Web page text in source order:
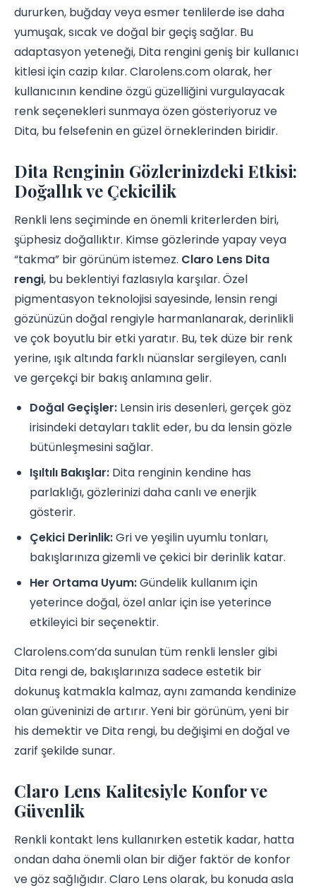
dururken, buğday veya esmer tenlilerde ise daha
yumuşak, sıcak ve doğal bir geçiş sağlar. Bu
adaptasyon yeteneği, Dita rengini geniş bir kullanıcı
kitlesi için cazip kılar. Clarolens.com olarak, her
kullanıcının kendine özgü güzelliğini vurgulayacak
renk seçenekleri sunmaya özen gösteriyoruz ve
Dita, bu felsefenin en güzel örneklerinden biridir.
Dita Renginin Gözlerinizdeki Etkisi:
Doğallık ve Çekicilik
Renkli lens seçiminde en önemli kriterlerden biri,
şüphesiz doğallıktır. Kimse gözlerinde yapay veya
“takma” bir görünüm istemez. Claro Lens Dita
rengi, bu beklentiyi fazlasıyla karşılar. Özel
pigmentasyon teknolojisi sayesinde, lensin rengi
gözünüzün doğal rengiyle harmanlanarak, derinlikli
ve çok boyutlu bir etki yaratır. Bu, tek düze bir renk
yerine, ışık altında farklı nüanslar sergileyen, canlı
ve gerçekçi bir bakış anlamına gelir.
Doğal Geçişler: Lensin iris desenleri, gerçek göz
irisindeki detayları taklit eder, bu da lensin gözle
bütünleşmesini sağlar.
Işıltılı Bakışlar: Dita renginin kendine has
parlaklığı, gözlerinizi daha canlı ve enerjik
gösterir.
Çekici Derinlik:Gri ve yeşilin uyumlu tonları,
bakışlarınıza gizemli ve çekici bir derinlik katar.
Her Ortama Uyum:Gündelik kullanım için
yeterince doğal, özel anlar için ise yeterince
etkileyici bir seçenektir.
Clarolens.com’da sunulan tüm renkli lensler gibi
Dita rengi de, bakışlarınıza sadece estetik bir
dokunuş katmakla kalmaz, aynı zamanda kendinize
olan güveninizi de artırır. Yeni bir görünüm, yeni bir
his demektir ve Dita rengi, bu değişimi en doğal ve
zarif şekilde sunar.
Claro Lens Kalitesiyle Konfor ve
Güvenlik
Renkli kontakt lens kullanırken estetik kadar, hatta
ondan daha önemli olan bir diğer faktör de konfor
ve göz sağlığıdır. Claro Lens olarak, bu konuda asla